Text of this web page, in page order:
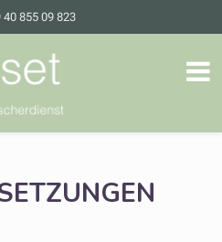
40 855 09 823